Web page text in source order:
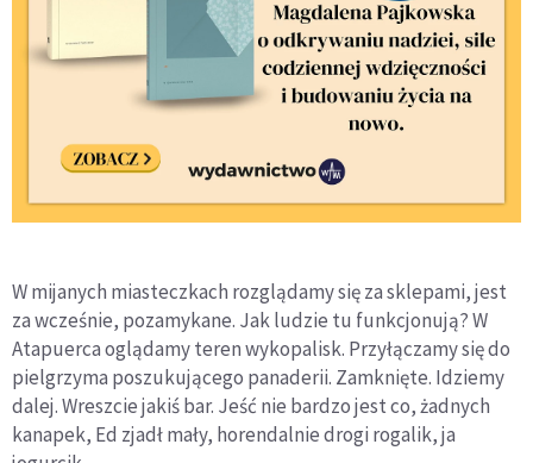
W mijanych miasteczkach rozglądamy się za sklepami, jest
za wcześnie, pozamykane. Jak ludzie tu funkcjonują? W
Atapuerca oglądamy teren wykopalisk. Przyłączamy się do
pielgrzyma poszukującego panaderii. Zamknięte. Idziemy
dalej. Wreszcie jakiś bar. Jeść nie bardzo jest co, żadnych
kanapek, Ed zjadł mały, horendalnie drogi rogalik, ja